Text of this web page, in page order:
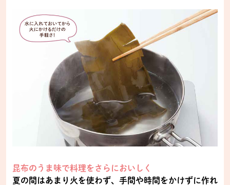
昆布のうま味で料理をさらにおいしく
夏の間はあまり火を使わず、手間や時間をかけずに作れ